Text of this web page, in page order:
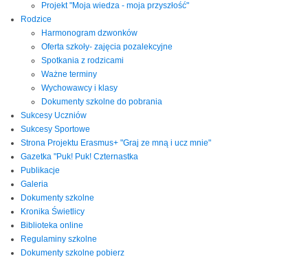
Projekt "Moja wiedza - moja przyszłość"
Rodzice
Harmonogram dzwonków
Oferta szkoły- zajęcia pozalekcyjne
Spotkania z rodzicami
Ważne terminy
Wychowawcy i klasy
Dokumenty szkolne do pobrania
Sukcesy Uczniów
Sukcesy Sportowe
Strona Projektu Erasmus+ "Graj ze mną i ucz mnie"
Gazetka "Puk! Puk! Czternastka
Publikacje
Galeria
Dokumenty szkolne
Kronika Świetlicy
Biblioteka online
Regulaminy szkolne
Dokumenty szkolne pobierz